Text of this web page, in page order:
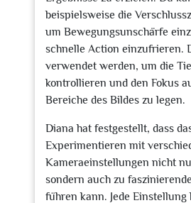
beispielsweise die
um Bewegungsunschärfe
schnelle Action einzufrieren.
verwendet werden, um die
kontrollieren und den Fokus
Bereiche des Bildes zu legen.
Diana hat festgestellt, dass
Experimentieren mit
Kameraeinstellungen nicht
sondern auch zu
führen kann. Jede Einstellung